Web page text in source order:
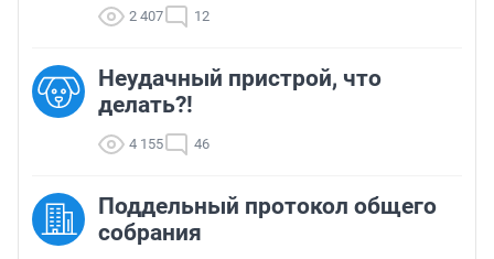
2 407 12
Неудачный пристрой, что
делать?!
4 155 46
Поддельный протокол общего
собрания